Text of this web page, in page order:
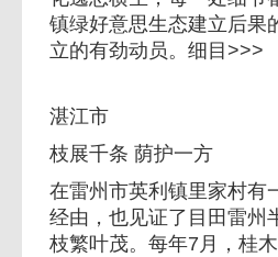
镇绿好意思生态建立后果
立的有劲动员。细目>>>
湛江市
枝展千条 荫护一方
在雷州市英利镇里家村有
经由，也见证了目田雷州
枝繁叶茂。每年7月，桂